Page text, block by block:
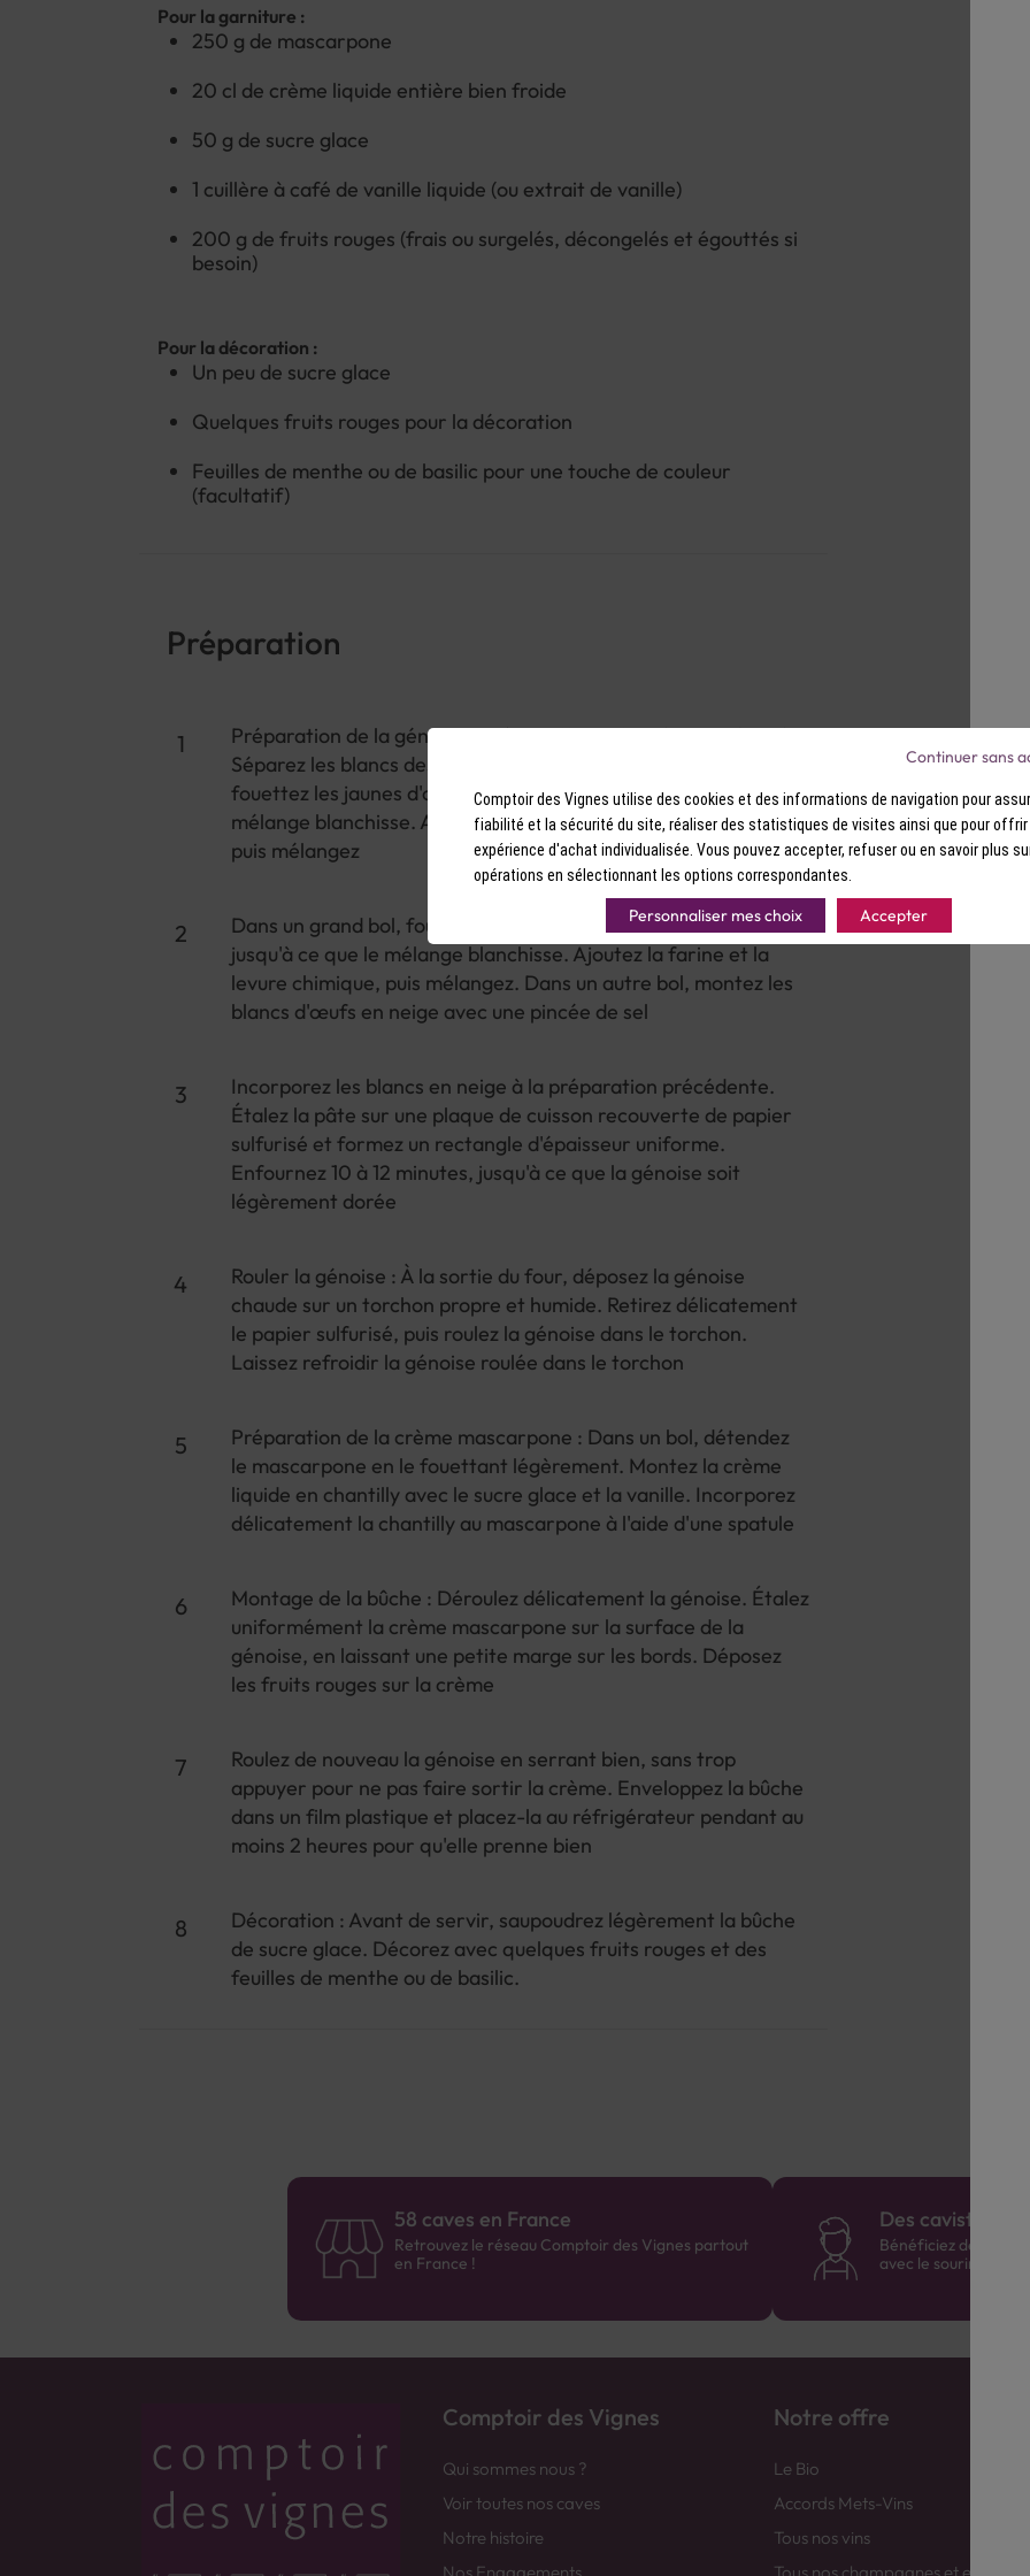
Pour la garniture :
250 g de mascarpone
20 cl de crème liquide entière bien froide
50 g de sucre glace
1 cuillère à café de vanille liquide (ou extrait de vanille)
200 g de fruits rouges (frais ou surgelés, décongelés et égouttés si
besoin)
Pour la décoration :
Un peu de sucre glace
Quelques fruits rouges pour la décoration
Feuilles de menthe ou de basilic pour une touche de couleur
(facultatif)
Préparation
Préparation de la génoise : Préchauffez le four à 180°C (th. 6).
Séparez les blancs des jaunes d'œufs. Dans un grand bol,
fouettez les jaunes d'œufs avec le sucre jusqu'à ce que le
mélange blanchisse. Ajoutez la farine et la levure chimique,
puis mélangez
Dans un grand bol, fouettez les jaunes d'œufs avec le sucre
jusqu'à ce que le mélange blanchisse. Ajoutez la farine et la
levure chimique, puis mélangez. Dans un autre bol, montez les
blancs d'œufs en neige avec une pincée de sel
Incorporez les blancs en neige à la préparation précédente.
Étalez la pâte sur une plaque de cuisson recouverte de papier
sulfurisé et formez un rectangle d'épaisseur uniforme.
Enfournez 10 à 12 minutes, jusqu'à ce que la génoise soit
légèrement dorée
Rouler la génoise : À la sortie du four, déposez la génoise
chaude sur un torchon propre et humide. Retirez délicatement
le papier sulfurisé, puis roulez la génoise dans le torchon.
Laissez refroidir la génoise roulée dans le torchon
Préparation de la crème mascarpone : Dans un bol, détendez
le mascarpone en le fouettant légèrement. Montez la crème
liquide en chantilly avec le sucre glace et la vanille. Incorporez
délicatement la chantilly au mascarpone à l'aide d'une spatule
Montage de la bûche : Déroulez délicatement la génoise. Étalez
uniformément la crème mascarpone sur la surface de la
génoise, en laissant une petite marge sur les bords. Déposez
les fruits rouges sur la crème
Roulez de nouveau la génoise en serrant bien, sans trop
appuyer pour ne pas faire sortir la crème. Enveloppez la bûche
dans un film plastique et placez-la au réfrigérateur pendant au
moins 2 heures pour qu'elle prenne bien
Décoration : Avant de servir, saupoudrez légèrement la bûche
de sucre glace. Décorez avec quelques fruits rouges et des
feuilles de menthe ou de basilic.
58 caves en France
Retrouvez le réseau Comptoir des Vignes partout
en France !
Des cavistes à
Bénéficiez de
avec le sourire :)
Comptoir des Vignes
Qui sommes nous ?
Voir toutes nos caves
Notre histoire
Notre offre
Le Bio
Accords Mets-Vins
Tous nos vins
Comptoir des Vignes utilise des cookies et des informations de navigation pour
fiabilité et la sécurité du site, réaliser des statistiques de visites ainsi que pour offrir
expérience d'achat individualisée. Vous pouvez accepter, refuser ou en savoir plus
opérations en sélectionnant les options correspondantes.
Personnaliser mes choix Accepter
Continuer sans